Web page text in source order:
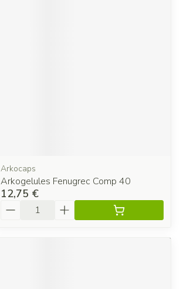
Arkocaps
Arkogelules Fenugrec Comp 40
12,75 €
Quantité